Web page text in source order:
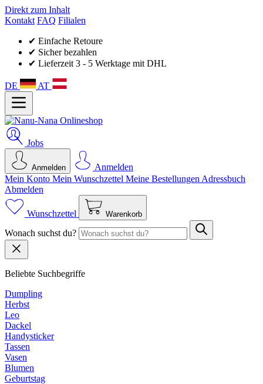
Direkt zum Inhalt
Kontakt FAQ Filialen
✔ Einfache Retoure
✔ Sicher bezahlen
✔ Lieferzeit 3 - 5 Werktage mit DHL
DE AT
Jobs
Anmelden
Anmelden
Mein Konto Mein Wunsch­zettel Meine Bestellungen Adressbuch
Abmelden
Wunschzettel Warenkorb
Wonach suchst du?
Beliebte Suchbegriffe
Dumpling
Herbst
Leo
Dackel
Handysticker
Tassen
Vasen
Blumen
Geburtstag